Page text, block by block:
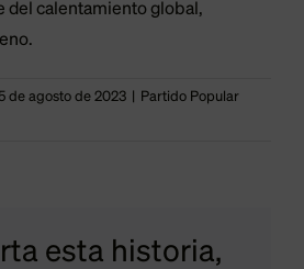
del calentamiento global,
de agosto de 2023
Partido Popular
esta historia,